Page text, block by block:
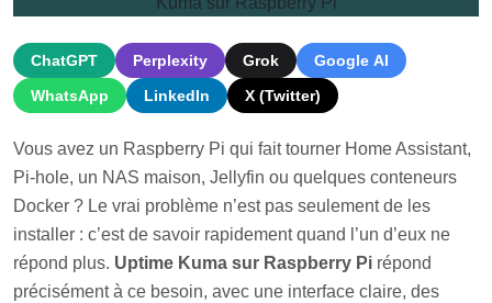
ChatGPT Perplexity Grok
Google AI
WhatsApp
LinkedIn X (Twitter)
Vous avez un Raspberry Pi qui fait tourner Home Assistant,
Pi-hole, un NAS maison, Jellyfin ou quelques conteneurs
Docker ? Le vrai problème n’est pas seulement de les
installer : c’est de savoir rapidement quand l’un d’eux ne
répond plus. Uptime Kuma sur Raspberry Pi répond
précisément à ce besoin, avec une interface claire, des